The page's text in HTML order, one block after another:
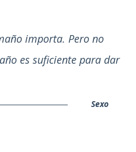
importa. Pero no
es suficiente para dar
Sexo